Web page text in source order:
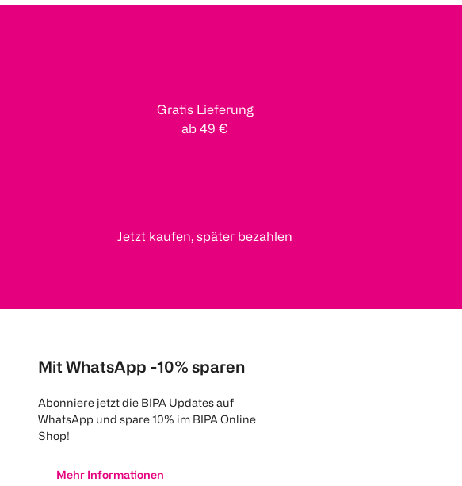
Gratis Lieferung
ab 49 €
Jetzt kaufen, später bezahlen
Mit WhatsApp -10% sparen
Abonniere jetzt die BIPA Updates auf
WhatsApp und spare 10% im BIPA Online
Shop!
Mehr Informationen